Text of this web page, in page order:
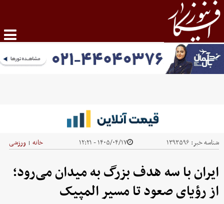
شناسه خبر: ۱۳۹۳۵۹۶ ۱۴۰۵/۰۴/۱۷ - ۱۲:۲۱ خانه | ورزشی
ایران با سه هدف بزرگ به میدان می‌رود؛
از رؤیای صعود تا مسیر المپیک